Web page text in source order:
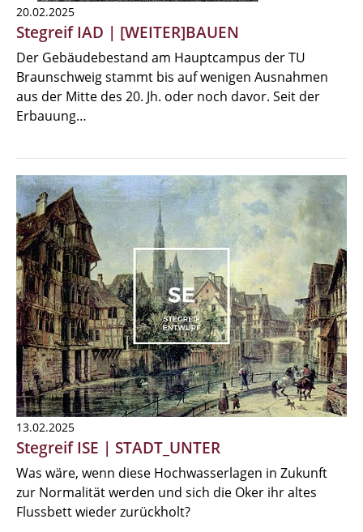
20.02.2025
Stegreif IAD | [WEITER]BAUEN
Der Gebäudebestand am Hauptcampus der TU
Braunschweig stammt bis auf wenigen Ausnahmen
aus der Mitte des 20. Jh. oder noch davor. Seit der
Erbauung…
13.02.2025
Stegreif ISE | STADT_UNTER
Was wäre, wenn diese Hochwasserlagen in Zukunft
zur Normalität werden und sich die Oker ihr altes
Flussbett wieder zurückholt?